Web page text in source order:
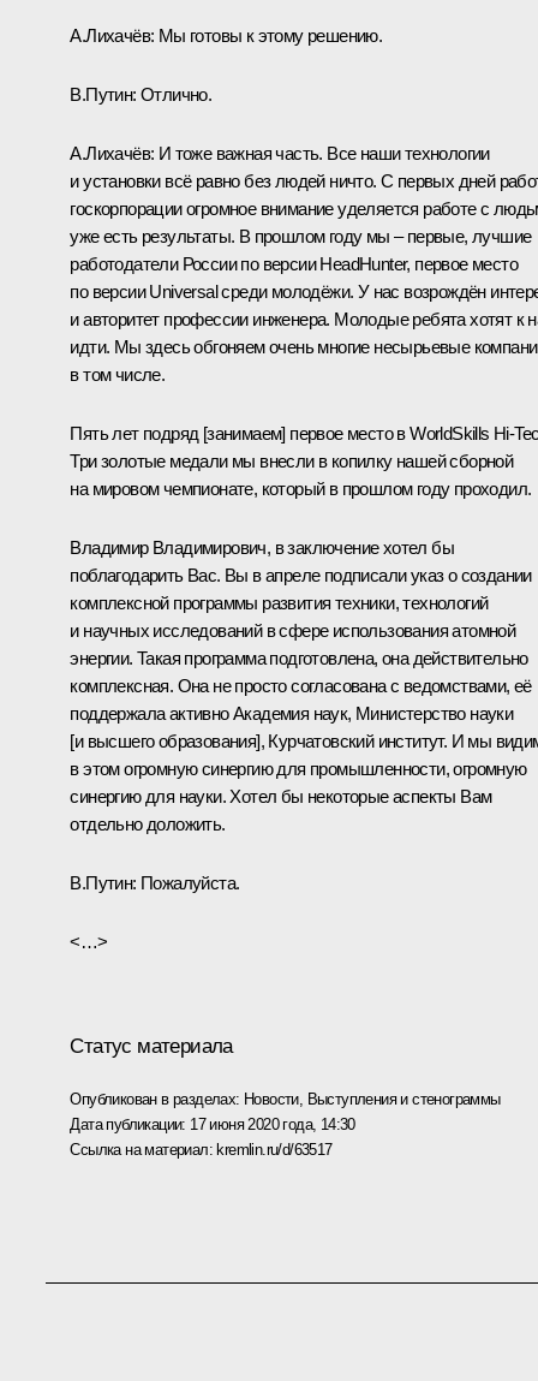
А.Лихачёв: Мы готовы к этому решению.
В.Путин: Отлично.
А.Лихачёв: И тоже важная часть. Все наши технологии
и установки всё равно без людей ничто. С первых дней
госкорпорации огромное внимание уделяется работе с
уже есть результаты. В прошлом году мы – первые, лучшие
работодатели России по версии HeadHunter, первое место
по версии Universal среди молодёжи. У нас возрождён
и авторитет профессии инженера. Молодые ребята хотят к
идти. Мы здесь обгоняем очень многие несырьевые
в том числе.
Пять лет подряд [занимаем] первое место в WorldSkills Hi-
Три золотые медали мы внесли в копилку нашей сборной
на мировом чемпионате, который в прошлом году проходил.
Владимир Владимирович, в заключение хотел бы
поблагодарить Вас. Вы в апреле подписали указ о создании
комплексной программы развития техники, технологий
и научных исследований в сфере использования атомной
энергии. Такая программа подготовлена, она действительно
комплексная. Она не просто согласована с ведомствами, её
поддержала активно Академия наук, Министерство науки
[и высшего образования], Курчатовский институт. И мы
в этом огромную синергию для промышленности, огромную
синергию для науки. Хотел бы некоторые аспекты Вам
отдельно доложить.
В.Путин: Пожалуйста.
<…>
Статус материала
Опубликован в разделах: Новости, Выступления и стенограммы
Дата публикации: 17 июня 2020 года, 14:30
Ссылка на материал: kremlin.ru/d/63517